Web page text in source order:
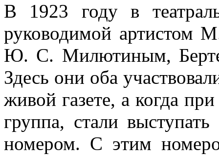
В 1923 году в
руководимой артистом
Ю. С. Милютиным,
Здесь они оба
живой газете, а когда
группа, стали
номером. С этим